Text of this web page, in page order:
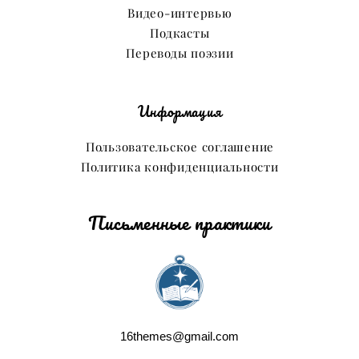
Видео-интервью
Подкасты
Переводы поэзии
Информация
Пользовательское соглашение
Политика конфиденциальности
Письменные практики
16themes@gmail.com